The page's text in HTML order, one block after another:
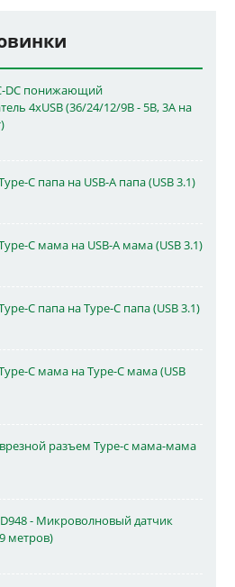
DC понижающий
4xUSB (36/24/12/9В - 5В, 3А на
C папа на USB-A папа (USB 3.1)
C мама на USB-A мама (USB 3.1)
C папа на Type-C папа (USB 3.1)
C мама на Type-C мама (USB
разъем Type-c мама-мама
- Микроволновый датчик
метров)